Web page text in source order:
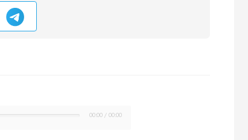
00:00 /00:00